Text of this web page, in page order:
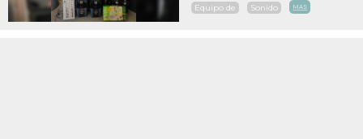
Equipo de Sonido MAS